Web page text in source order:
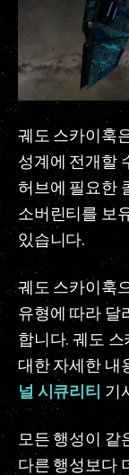
궤도 스카이훅
성계에 전개할
허브에 필요한
소버린티를 보
있습니다.
궤도 스카이훅
유형에 따라 달
합니다. 궤도
대한 자세한 내
널 시큐리티 기
모든 행성이 같
다른 행성보다